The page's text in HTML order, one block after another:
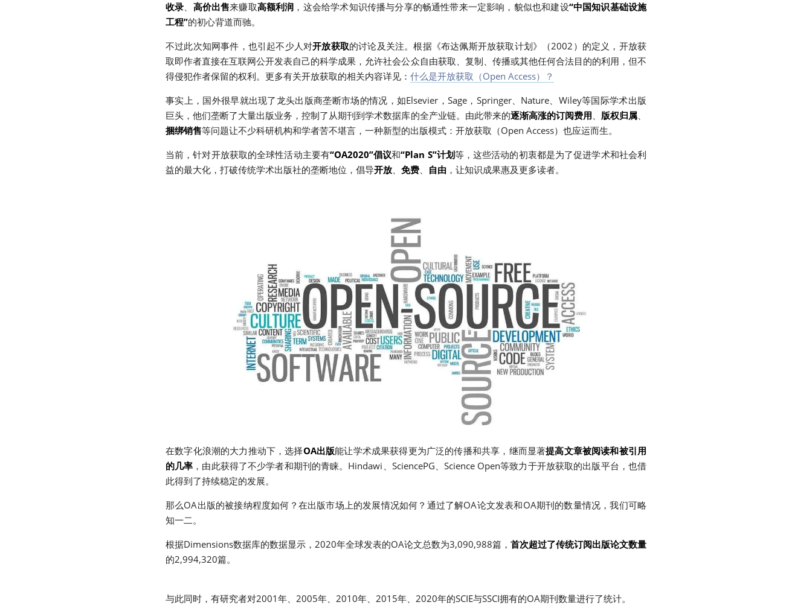
收录、 高价出售来赚取高额利润 ，这会给学术知识传播与分享的畅通性带来一定影响，貌似也和建设“中国知识基础设施
工程”的初心背道而驰。
不过此次知网事件，也引起不少人对开放获取的讨论及关注。根据《布达佩斯开放获取计划》（2002）的定义，开放获
取即作者直接在互联网公开发表自己的科学成果，允许社会公众自由获取、复制、传播或其他任何合法目的的利用，但不
得侵犯作者保留的权利。更多有关开放获取的相关内容详见： 什么是开放获取（Open Access）？
事实上，国外很早就出现了龙头出版商垄断市场的情况，如Elsevier，Sage，Springer、Nature、Wiley等国际学术出版
巨头，他们垄断了大量出版业务，控制了从期刊到学术数据库的全产业链。由此带来的逐渐高涨的订阅费用、 版权归属、
捆绑销售等问题让不少科研机构和学者苦不堪言，一种新型的出版模式：开放获取（Open Access）也应运而生。
当前，针对开放获取的全球性活动主要有“OA2020”倡议和“Plan S”计划等，这些活动的初衷都是为了促进学术和社会利
益的最大化，打破传统学术出版社的垄断地位，倡导开放、 免费、 自由 ，让知识成果惠及更多读者。
在数字化浪潮的大力推动下，选择OA出版能让学术成果获得更为广泛的传播和共享，继而显著提高文章被阅读和被引用
的几率 ，由此获得了不少学者和期刊的青睐。Hindawi、SciencePG、Science Open等致力于开放获取的出版平台，也借
此得到了持续稳定的发展。
那么OA出版的被接纳程度如何？在出版市场上的发展情况如何？通过了解OA论文发表和OA期刊的数量情况，我们可略
知一二。
根据Dimensions数据库的数据显示，2020年全球发表的OA论文总数为3,090,988篇， 首次超过了传统订阅出版论文数量
的2,994,320篇。
与此同时，有研究者对2001年、2005年、2010年、2015年、2020年的SCIE与SSCI拥有的OA期刊数量进行了统计。